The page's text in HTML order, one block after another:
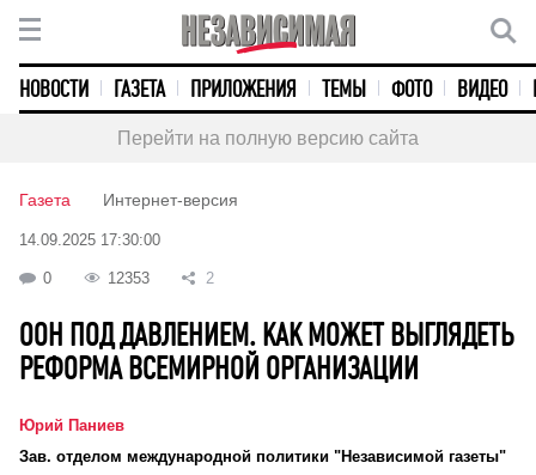
НОВОСТИ ГАЗЕТА ПРИЛОЖЕНИЯ ТЕМЫ ФОТО ВИДЕО
Перейти на полную версию сайта
Газета Интернет-версия
14.09.2025 17:30:00
0 12353 2
ООН ПОД ДАВЛЕНИЕМ. КАК МОЖЕТ ВЫГЛЯДЕТЬ
РЕФОРМА ВСЕМИРНОЙ ОРГАНИЗАЦИИ
Юрий Паниев
Зав. отделом международной политики "Независимой газеты"